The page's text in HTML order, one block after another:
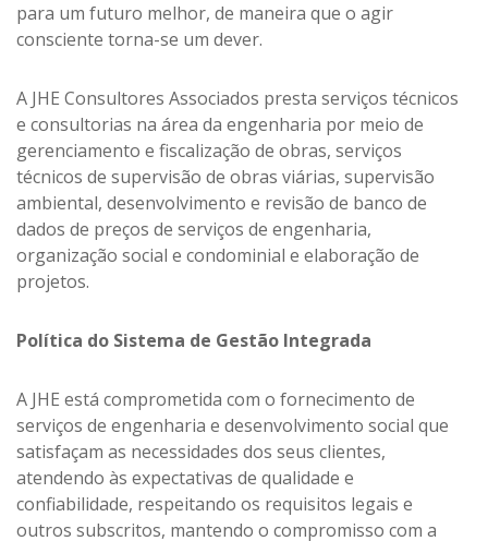
para um futuro melhor, de maneira que o agir
consciente torna-se um dever.
A JHE Consultores Associados presta serviços técnicos
e consultorias na área da engenharia por meio de
gerenciamento e fiscalização de obras, serviços
técnicos de supervisão de obras viárias, supervisão
ambiental, desenvolvimento e revisão de banco de
dados de preços de serviços de engenharia,
organização social e condominial e elaboração de
projetos.
Política do Sistema de Gestão Integrada
A JHE está comprometida com o fornecimento de
serviços de engenharia e desenvolvimento social que
satisfaçam as necessidades dos seus clientes,
atendendo às expectativas de qualidade e
confiabilidade, respeitando os requisitos legais e
outros subscritos, mantendo o compromisso com a